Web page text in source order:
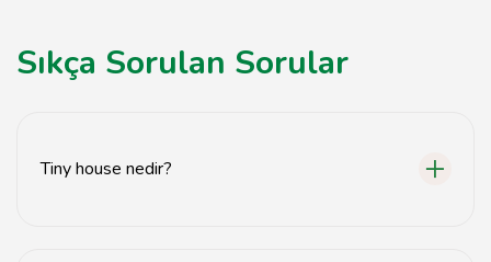
Sıkça Sorulan Sorular
Tiny house nedir?